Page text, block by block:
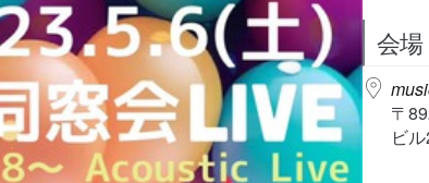
会場
〒
ビ